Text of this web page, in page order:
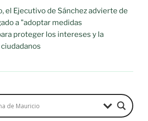
el Ejecutivo de Sánchez advierte de
a "adoptar medidas
proteger los intereses y la